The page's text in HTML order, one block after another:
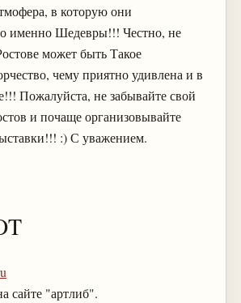
в которую они
именно Шедевры!!! Честно, не
может быть Такое
чему приятно удивлена и в
Пожалуйста, не забывайте свой
и почаще организовывайте
:) С уважением.
сайте "артлиб".